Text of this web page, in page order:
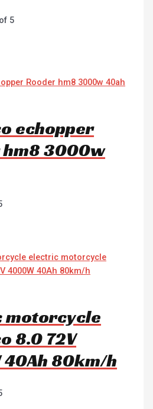
5
echopper
hm8 3000w
motorcycle
8.0 72V
80km/h